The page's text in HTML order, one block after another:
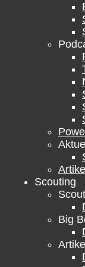
Artikel
Scouting
Big